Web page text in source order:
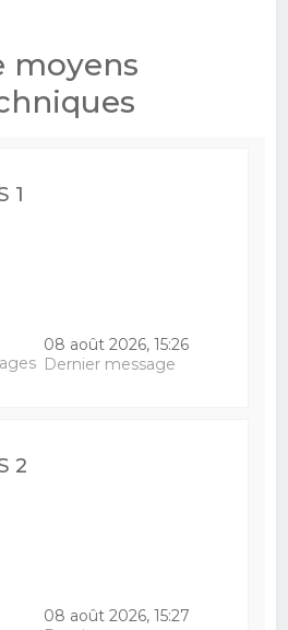
moyens
1
08 août 2026, 15:26
Dernier message
2
08 août 2026, 15:27